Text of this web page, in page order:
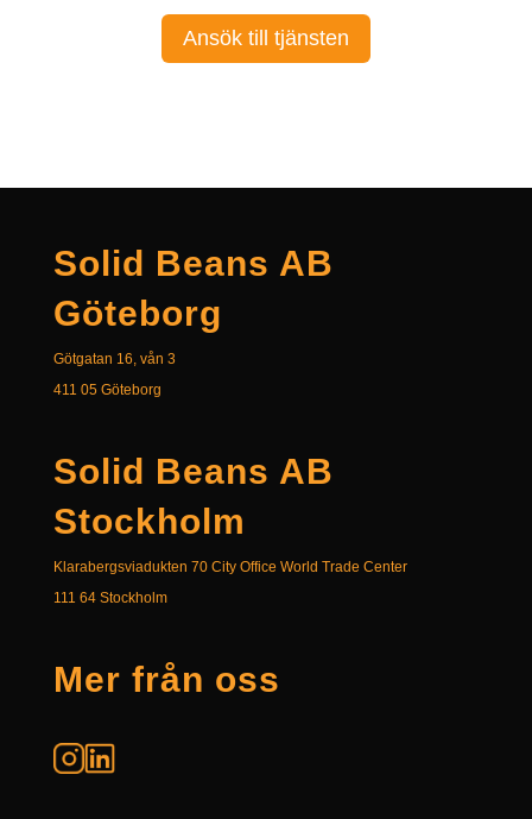
Ansök till tjänsten
Solid Beans AB
Göteborg
Götgatan 16 , vån 3
411 05 Göteborg
Solid Beans AB
Stockholm
Klarabergsviadukten 70 City Office World Trade Center
111 64 Stockholm
Mer från oss